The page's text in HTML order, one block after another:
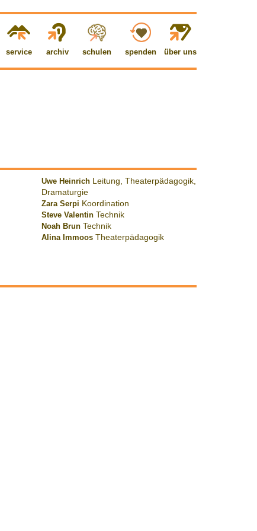
service archiv schulen spenden über uns
Uwe Heinrich Leitung, Theaterpädagogik,
Dramaturgie
Zara Serpi Koordination
Steve Valentin Technik
Noah Brun Technik
Alina Immoos Theaterpädagogik